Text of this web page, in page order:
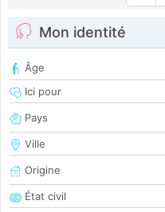
Mon identité
Âge
Ici pour
Pays
Ville
Origine
État civil